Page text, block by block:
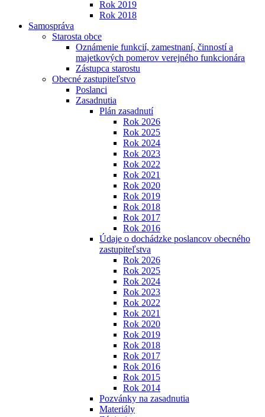
Rok 2019
Rok 2018
Samospráva
Starosta obce
Oznámenie funkcií, zamestnaní, činností a
majetkových pomerov verejného funkcionára
Zástupca starostu
Obecné zastupiteľstvo
Poslanci
Zasadnutia
Plán zasadnutí
Rok 2026
Rok 2025
Rok 2024
Rok 2023
Rok 2022
Rok 2021
Rok 2020
Rok 2019
Rok 2018
Rok 2017
Rok 2016
Údaje o dochádzke poslancov obecného
zastupiteľstva
Rok 2026
Rok 2025
Rok 2024
Rok 2023
Rok 2022
Rok 2021
Rok 2020
Rok 2019
Rok 2018
Rok 2017
Rok 2016
Rok 2015
Rok 2014
Pozvánky na zasadnutia
Materiály